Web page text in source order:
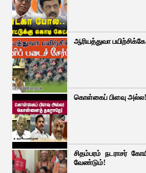
ஆரியத்துவா
கொள்கைப் பிளவு
சிதம்பரம் நடராசர்
வேண்டும்!